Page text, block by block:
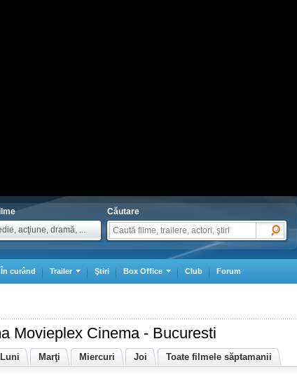
acţiune, dramă, ...
Căutare
În curând Trailer Ştiri Box Office Club Forum
Movieplex Cinema - Bucuresti
Luni Marţi Miercuri Joi Toate filmele săptamanii